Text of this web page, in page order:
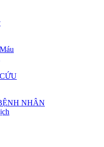
NHÂN